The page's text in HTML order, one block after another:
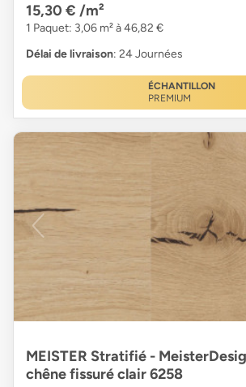
15,30 € /m²
1 Paquet: 3,06 m² à 46,82 €
Délai de livraison: 24 Journées
ÉCHANTILLON
PREMIUM
MEISTER Stratifié -
chêne fissuré clair 6258